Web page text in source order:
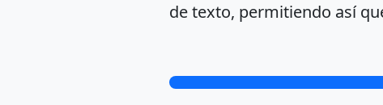
de texto, permitiendo así